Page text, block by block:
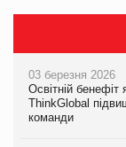
03 березня 2026
Освітній бенефіт
ThinkGlobal
команди